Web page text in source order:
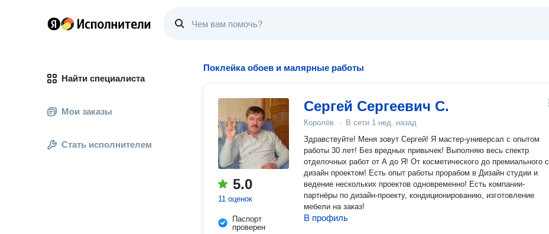
Найти специалиста
Мои заказы
Стать исполнителем
Поклейка обоев и малярные работы
5.0
11 оценок
Паспорт
проверен
Сергей Сергеевич С.
Королёв · В сети 1 нед. назад
Здравствуйте! Меня зовут Сергей! Я мастер-универсал с опытом
работы 30 лет! Без вредных привычек! Выполняю весь спектр
отделочных работ от А до Я! От косметического до премиального с
дизайн проектом! Есть опыт работы прорабом в Дизайн студии и
ведение нескольких проектов одновременно! Есть компании-
партнёры по дизайн-проекту, кондиционированию, изготовление
мебели на заказ!
В профиль